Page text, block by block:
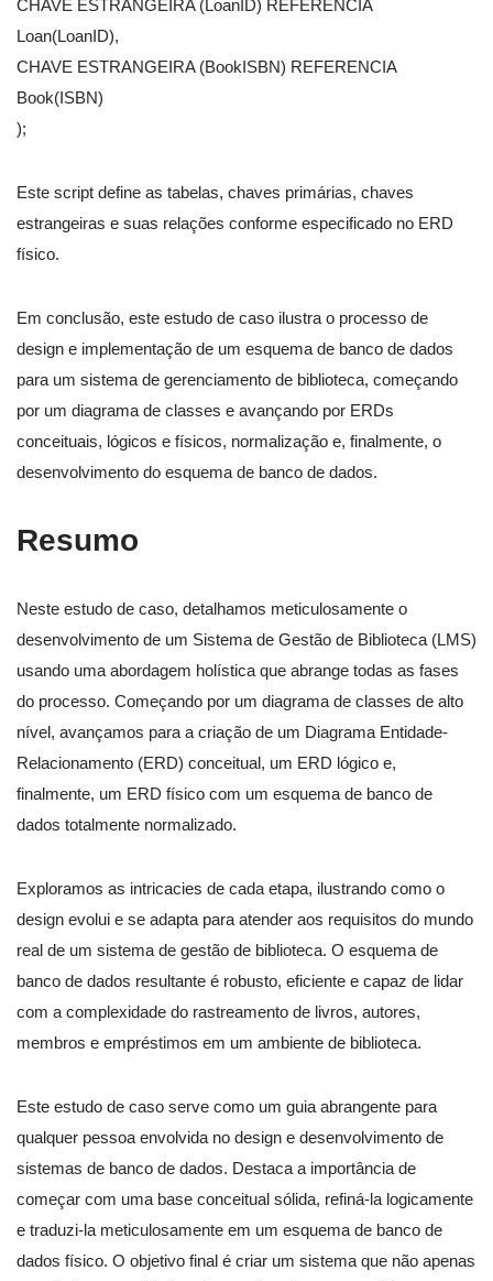
CHAVE ESTRANGEIRA (LoanID) REFERENCIA
Loan(LoanID),
CHAVE ESTRANGEIRA (BookISBN) REFERENCIA
Book(ISBN)
);
Este script define as tabelas, chaves primárias, chaves
estrangeiras e suas relações conforme especificado no ERD
físico.
Em conclusão, este estudo de caso ilustra o processo de
design e implementação de um esquema de banco de dados
para um sistema de gerenciamento de biblioteca, começando
por um diagrama de classes e avançando por ERDs
conceituais, lógicos e físicos, normalização e, finalmente, o
desenvolvimento do esquema de banco de dados.
Resumo
Neste estudo de caso, detalhamos meticulosamente o
desenvolvimento de um Sistema de Gestão de Biblioteca (LMS)
usando uma abordagem holística que abrange todas as fases
do processo. Começando por um diagrama de classes de alto
nível, avançamos para a criação de um Diagrama Entidade-
Relacionamento (ERD) conceitual, um ERD lógico e,
finalmente, um ERD físico com um esquema de banco de
dados totalmente normalizado.
Exploramos as intricacies de cada etapa, ilustrando como o
design evolui e se adapta para atender aos requisitos do mundo
real de um sistema de gestão de biblioteca. O esquema de
banco de dados resultante é robusto, eficiente e capaz de lidar
com a complexidade do rastreamento de livros, autores,
membros e empréstimos em um ambiente de biblioteca.
Este estudo de caso serve como um guia abrangente para
qualquer pessoa envolvida no design e desenvolvimento de
sistemas de banco de dados. Destaca a importância de
começar com uma base conceitual sólida, refiná-la logicamente
e traduzi-la meticulosamente em um esquema de banco de
dados físico. O objetivo final é criar um sistema que não apenas